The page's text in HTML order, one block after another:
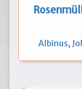
Albinus,